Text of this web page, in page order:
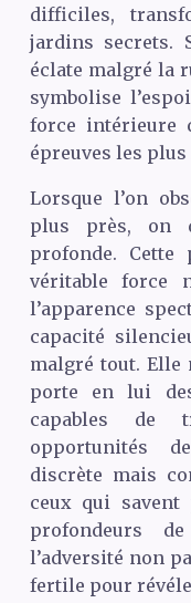
difficiles,
jardins secrets.
éclate malgré la
symbolise
force intérieure
épreuves les plus
Lorsque l’on
plus près, on
profonde.
véritable force
l’apparence
capacité
malgré tout. Elle
porte en lui
capables de
opportunités
discrète mais
ceux qui
profondeurs
l’adversité non
fertile pour